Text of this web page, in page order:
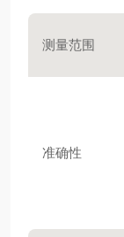
测量范围
准确性